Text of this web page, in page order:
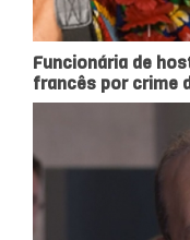
Funcionária de
francês por crime